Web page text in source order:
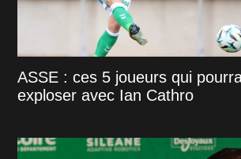
ASSE : ces 5 joueurs qui
exploser avec Ian Cathro